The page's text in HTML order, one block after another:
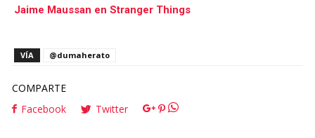
Jaime Maussan en Stranger Things
VÍA @dumaherato
COMPARTE
Facebook
Twitter